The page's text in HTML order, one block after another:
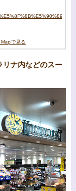
で見る
リナ内などのスー